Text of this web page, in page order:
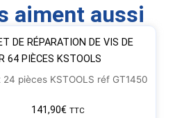
aiment aussi
DE RÉPARATION DE VIS DE
64 PIÈCES KSTOOLS
pièces KSTOOLS réf GT1450
141,90€ TTC